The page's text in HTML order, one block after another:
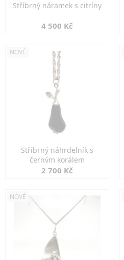
Stříbrný náramek s citríny
4 500 Kč
NOVÉ
Stříbrný náhrdelník s
černým korálem
2 700 Kč
NOVÉ